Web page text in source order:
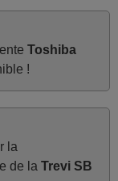
AUTRICHE
est
le LED à
Toshiba
!
la
de la Trevi SB